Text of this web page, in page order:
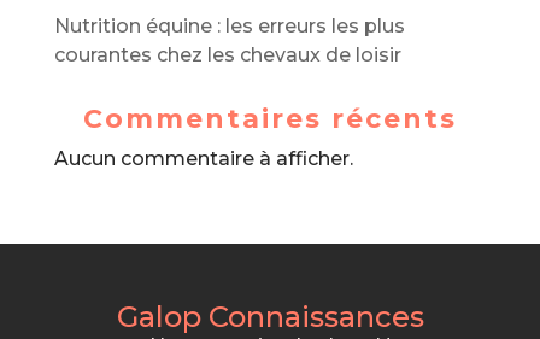
Nutrition équine : les erreurs les plus
courantes chez les chevaux de loisir
Commentaires récents
Aucun commentaire à afficher.
Galop Connaissances